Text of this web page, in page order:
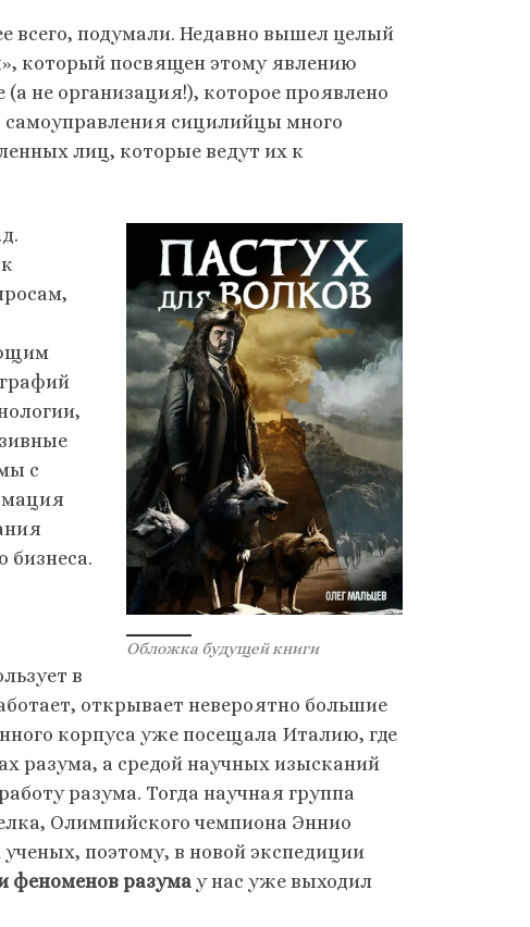
всего, подумали. Недавно вышел целый
который посвящен этому явлению
не организация!), которое проявлено
самоуправления сицилийцы много
лиц, которые ведут их к
Обложка будущей книги
с
бизнеса.
в
открывает невероятно большие
корпуса уже посещала Италию, где
разума, а средой научных изысканий
разума. Тогда научная группа
Олимпийского чемпиона Эннио
поэтому, в новой экспедиции
феноменов разумау нас уже выходил